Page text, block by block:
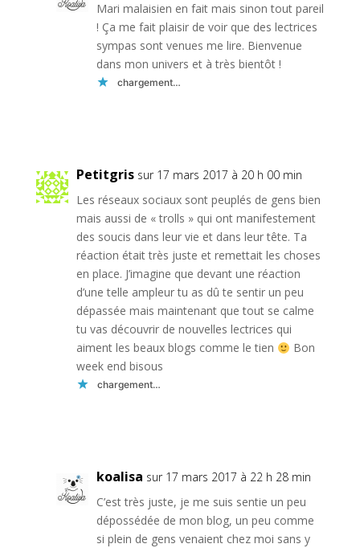
Mari malaisien en fait mais sinon tout pareil
! Ça me fait plaisir de voir que des lectrices
sympas sont venues me lire. Bienvenue
dans mon univers et à très bientôt !
chargement…
Petitgris sur 17 mars 2017 à 20 h 00 min
Les réseaux sociaux sont peuplés de gens bien
mais aussi de « trolls » qui ont manifestement
des soucis dans leur vie et dans leur tête. Ta
réaction était très juste et remettait les choses
en place. J’imagine que devant une réaction
d’une telle ampleur tu as dû te sentir un peu
dépassée mais maintenant que tout se calme
tu vas découvrir de nouvelles lectrices qui
aiment les beaux blogs comme le tien
Bon
week end bisous
chargement…
koalisa sur 17 mars 2017 à 22 h 28 min
C’est très juste, je me suis sentie un peu
dépossédée de mon blog, un peu comme
si plein de gens venaient chez moi sans y